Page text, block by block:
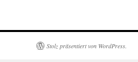
Stolz präsentiert von WordPress.